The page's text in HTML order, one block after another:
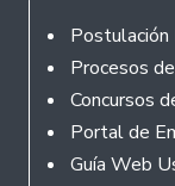
Rodapé
Postulación
Procesos
Concursos
Portal de
Guía Web